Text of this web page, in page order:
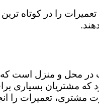
را در کوتاه
در محل و منزل
بسیاری
تعمیرات را